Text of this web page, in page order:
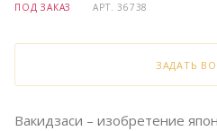
ПОД ЗАКАЗ АРТ.36738
ЗАДАТЬ
Вакидзаси – изобретение